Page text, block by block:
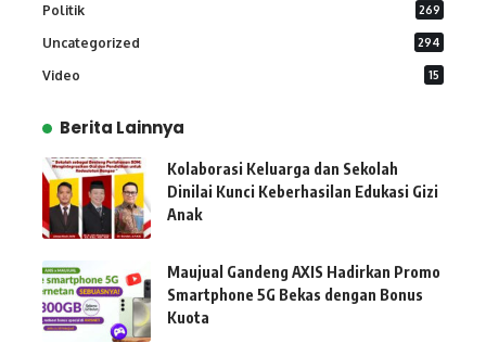
Politik 269
Uncategorized 294
Video 15
Berita Lainnya
Kolaborasi Keluarga dan Sekolah
Dinilai Kunci Keberhasilan Edukasi Gizi
Anak
Maujual Gandeng AXIS Hadirkan Promo
Smartphone 5G Bekas dengan Bonus
Kuota